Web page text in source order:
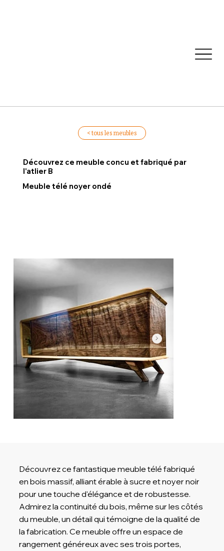
< tous les meubles
Découvrez ce meuble concu et fabriqué par
l'atlier B
Meuble télé noyer ondé
Découvrez ce fantastique meuble télé fabriqué
en bois massif, alliant érable à sucre et noyer noir
pour une touche d'élégance et de robustesse.
Admirez la continuité du bois, même sur les côtés
du meuble, un détail qui témoigne de la qualité de
la fabrication. Ce meuble offre un espace de
rangement généreux avec ses trois portes,